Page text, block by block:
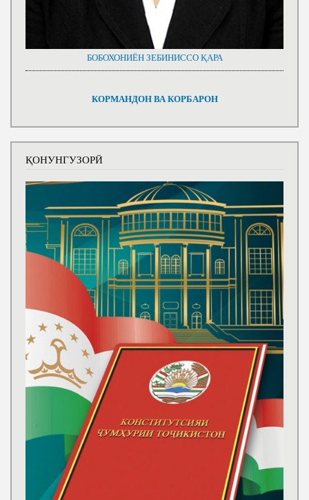
БОБОХОНИЁН ЗЕБИНИССО ҚАРА
КОРМАНДОН ВА КОРБАРОН
ҚОНУНГУЗОРӢ